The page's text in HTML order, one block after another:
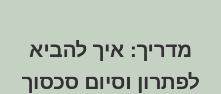
מדריך: איך להביא
לפתרון וסיום סכסוך